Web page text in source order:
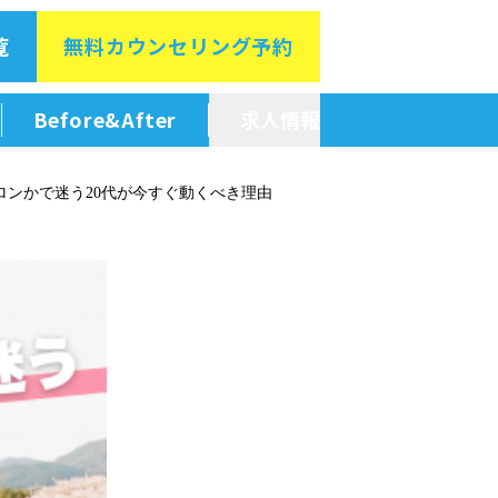
無料カウンセリング予約
Before&After
新卒採用情報
かで迷う20代が今すぐ動くべき理由